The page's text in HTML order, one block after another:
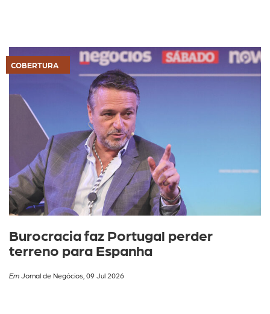
COBERTURA
Burocracia faz Portugal perder
terreno para Espanha
EmJornal de Negócios, 09 Jul 2026